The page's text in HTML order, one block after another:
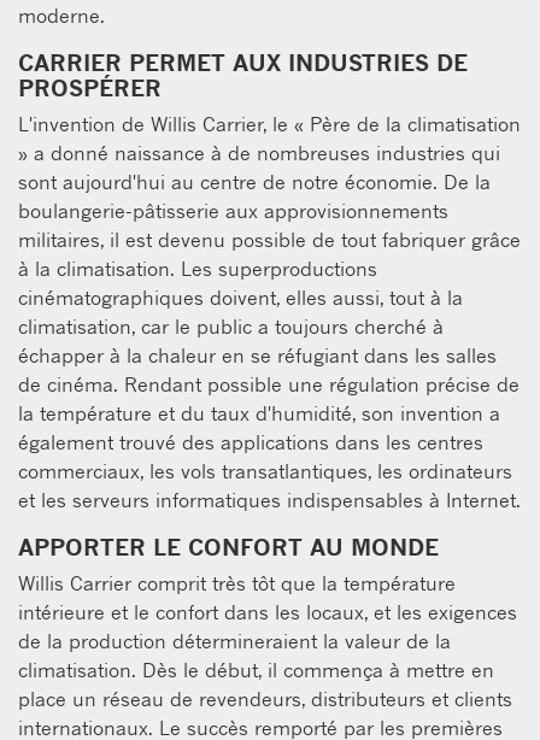
moderne.
CARRIER PERMET AUX INDUSTRIES DE
PROSPÉRER
L'invention de Willis Carrier, le « Père de la climatisation
» a donné naissance à de nombreuses industries qui
sont aujourd'hui au centre de notre économie. De la
boulangerie-pâtisserie aux approvisionnements
militaires, il est devenu possible de tout fabriquer grâce
à la climatisation. Les superproductions
cinématographiques doivent, elles aussi, tout à la
climatisation, car le public a toujours cherché à
échapper à la chaleur en se réfugiant dans les salles
de cinéma. Rendant possible une régulation précise de
la température et du taux d'humidité, son invention a
également trouvé des applications dans les centres
commerciaux, les vols transatlantiques, les ordinateurs
et les serveurs informatiques indispensables à Internet.
APPORTER LE CONFORT AU MONDE
Willis Carrier comprit très tôt que la température
intérieure et le confort dans les locaux, et les exigences
de la production détermineraient la valeur de la
climatisation. Dès le début, il commença à mettre en
place un réseau de revendeurs, distributeurs et clients
internationaux. Le succès remporté par les premières